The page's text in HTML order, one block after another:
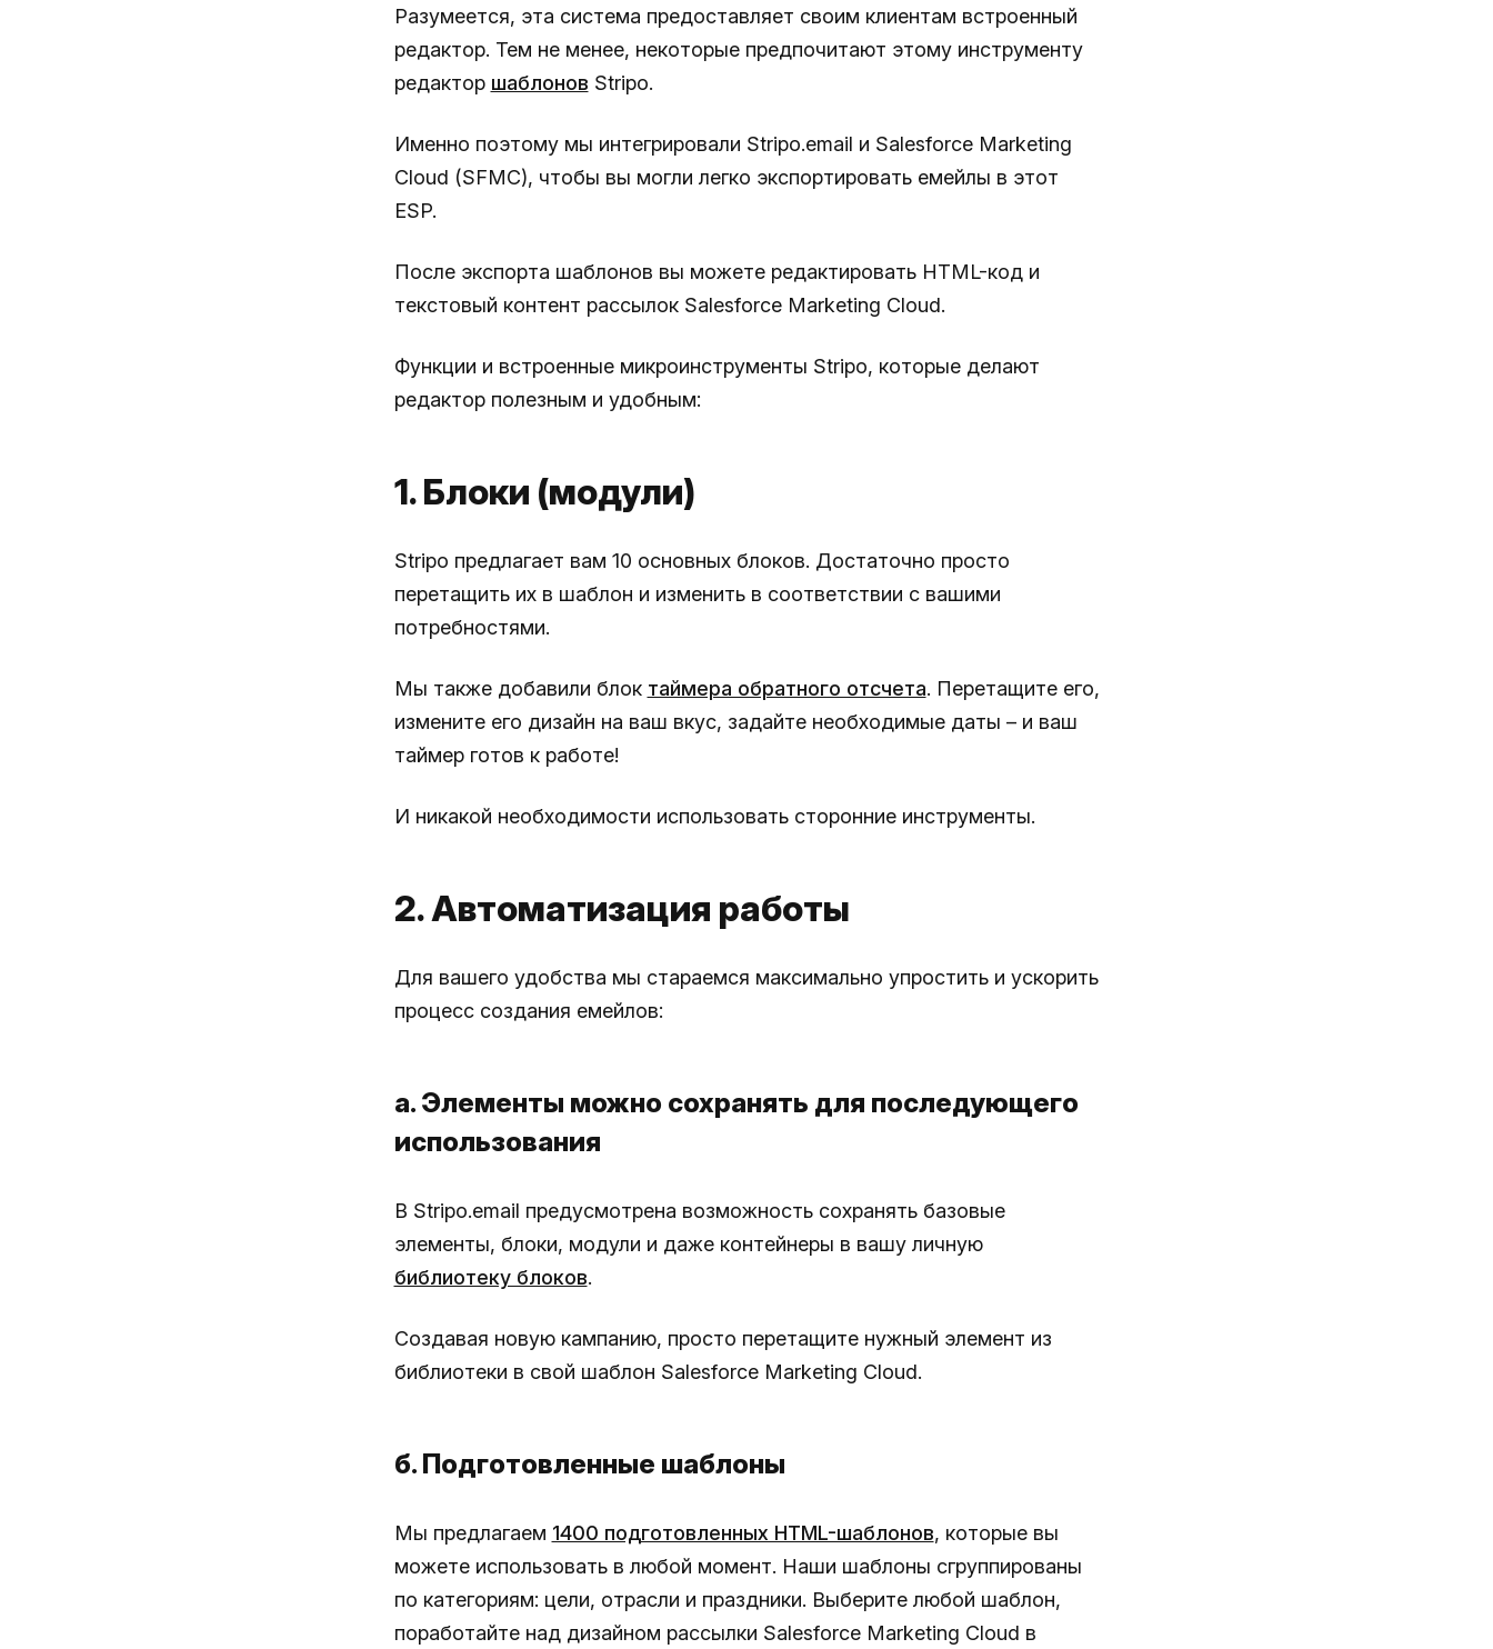
Разумеется, эта система предоставляет своим клиентам встроенный
редактор. Тем не менее, некоторые предпочитают этому инструменту
редактор шаблонов Stripo.
Именно поэтому мы интегрировали Stripo.email и Salesforce Marketing
Cloud (SFMC), чтобы вы могли легко экспортировать емейлы в этот
ESP.
После экспорта шаблонов вы можете редактировать HTML-код и
текстовый контент рассылок Salesforce Marketing Cloud.
Функции и встроенные микроинструменты Stripo, которые делают
редактор полезным и удобным:
1. Блоки (модули)
Stripo предлагает вам 10 основных блоков. Достаточно просто
перетащить их в шаблон и изменить в соответствии с вашими
потребностями.
Мы также добавили блок таймера обратного отсчета. Перетащите его,
измените его дизайн на ваш вкус, задайте необходимые даты – и ваш
таймер готов к работе!
И никакой необходимости использовать сторонние инструменты.
2. Автоматизация работы
Для вашего удобства мы стараемся максимально упростить и ускорить
процесс создания емейлов:
а. Элементы можно сохранять для последующего
использования
В Stripo.email предусмотрена возможность сохранять базовые
элементы, блоки, модули и даже контейнеры в вашу личную
библиотеку блоков.
Создавая новую кампанию, просто перетащите нужный элемент из
библиотеки в свой шаблон Salesforce Marketing Cloud.
б. Подготовленные шаблоны
Мы предлагаем 1400 подготовленных HTML-шаблонов, которые вы
можете использовать в любой момент. Наши шаблоны сгруппированы
по категориям: цели, отрасли и праздники. Выберите любой шаблон,
поработайте над дизайном рассылки Salesforce Marketing Cloud в